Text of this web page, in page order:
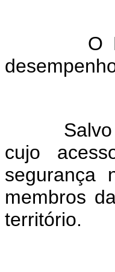
O
Salvo o
cujo
segurança
membros
território.